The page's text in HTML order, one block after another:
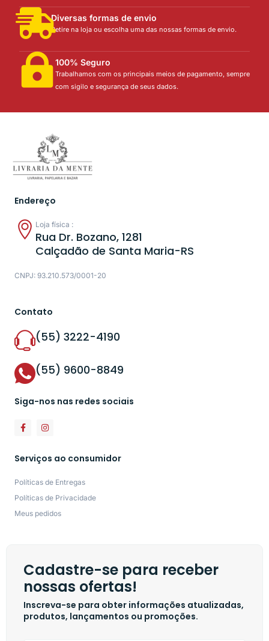
Diversas formas de envio
Retire na loja ou escolha uma das nossas formas de envio.
100% Seguro
Trabalhamos com os principais meios de pagamento, sempre
com sigilo e segurança de seus dados.
Endereço
Loja física :
Rua Dr. Bozano, 1281
Calçadão de Santa Maria-RS
CNPJ: 93.210.573/0001-20
Contato
(55) 3222-4190
(55) 9600-8849
Siga-nos nas redes sociais
Serviços ao consumidor
Políticas de Entregas
Políticas de Privacidade
Meus pedidos
Cadastre-se para receber
nossas ofertas!
Inscreva-se para obter informações atualizadas,
produtos, lançamentos ou promoções.